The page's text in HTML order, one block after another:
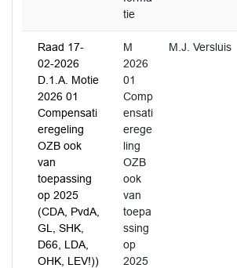
tie
Raad 17-
02-2026
D.1.A. Motie
2026 01
Compensati
eregeling
OZB ook
van
toepassing
op 2025
(CDA, PvdA,
GL, SHK,
D66, LDA,
OHK, LEV!))
M
2026
01
Comp
ensati
erege
ling
OZB
ook
van
toepa
ssing
op
2025
M.J. Versluis